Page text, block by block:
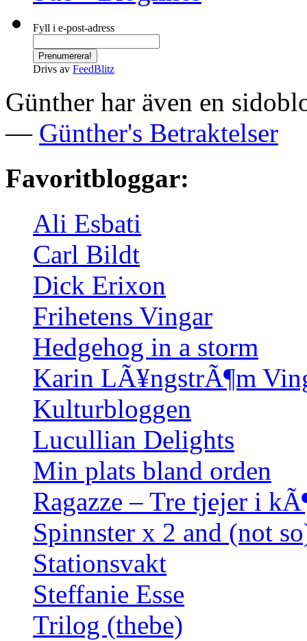
Fyll i e-post-adress
Drivs av FeedBlitz
Günther har även en
— Günther's Betraktelser
Favoritbloggar:
Ali Esbati
Carl Bildt
Dick Erixon
Frihetens Vingar
Hedgehog in a storm
Karin LÃ¥ngstrÃ¶m
Kulturbloggen
Lucullian Delights
Min plats bland orden
Ragazze – Tre tjejer i
Spinnster x 2 and (not
Stationsvakt
Steffanie Esse
Trilog (thebe)